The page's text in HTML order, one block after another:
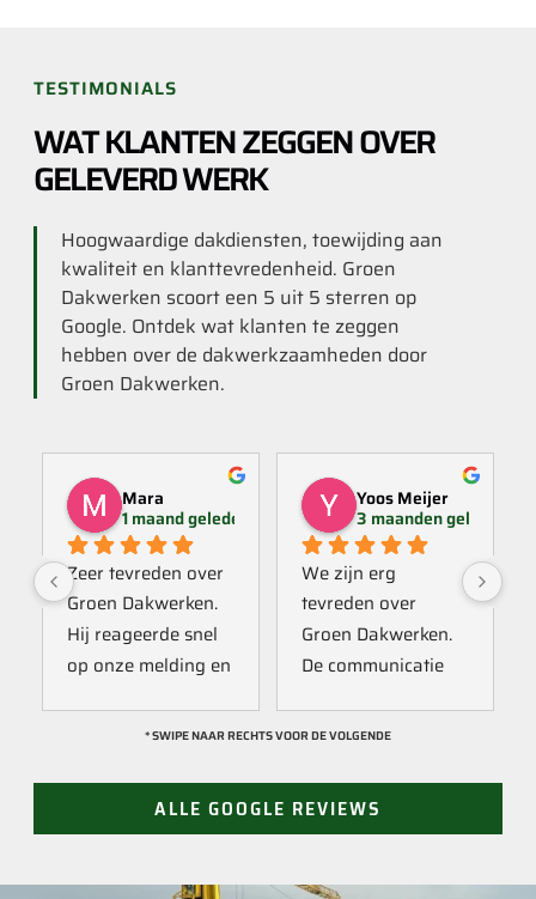
TESTIMONIALS
WAT KLANTEN ZEGGEN OVER
GELEVERD WERK
Hoogwaardige dakdiensten, toewijding aan
kwaliteit en klanttevredenheid. Groen
Dakwerken scoort een 5 uit 5 sterren op
Google. Ontdek wat klanten te zeggen
hebben over de dakwerkzaamheden door
Groen Dakwerken.
Mara
1 maand geleden
Zeer tevreden over
Groen Dakwerken.
Hij reageerde snel
op onze melding en
een collega kijken
Omdat een
definitieve reparatie
mogelijk was, heeft
Yoos Meijer
3 maanden geleden
We zijn erg
tevreden over
Groen Dakwerken.
De communicatie
met Jan, hij heeft
vak en werkt snel &
zorgvuldig. Echt
10/10!
* SWIPE NAAR RECHTS VOOR DE VOLGENDE
ALLE GOOGLE REVIEWS